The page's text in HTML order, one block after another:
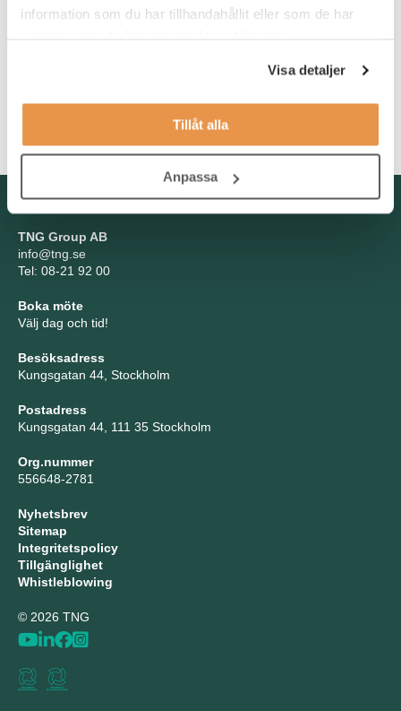
information som du har tillhandahållit eller som de har
Visa detaljer
Tillåt alla
Anpassa
leverantörskontra i större bolag. Du har ett skarpt sinne för
affärssystem. Flytande engelska och svenska är ett krav.
Kontakta oss
TNG Group AB
info@tng.se
Tel: 08-21 92 00
Boka möte
Välj dag och tid!
Besöksadress
Kungsgatan 44, Stockholm
Postadress
Kungsgatan 44, 111 35 Stockholm
Org.nummer
556648-2781
Nyhetsbrev
Sitemap
Integritetspolicy
Tillgänglighet
Whistleblowing
© 2026 TNG